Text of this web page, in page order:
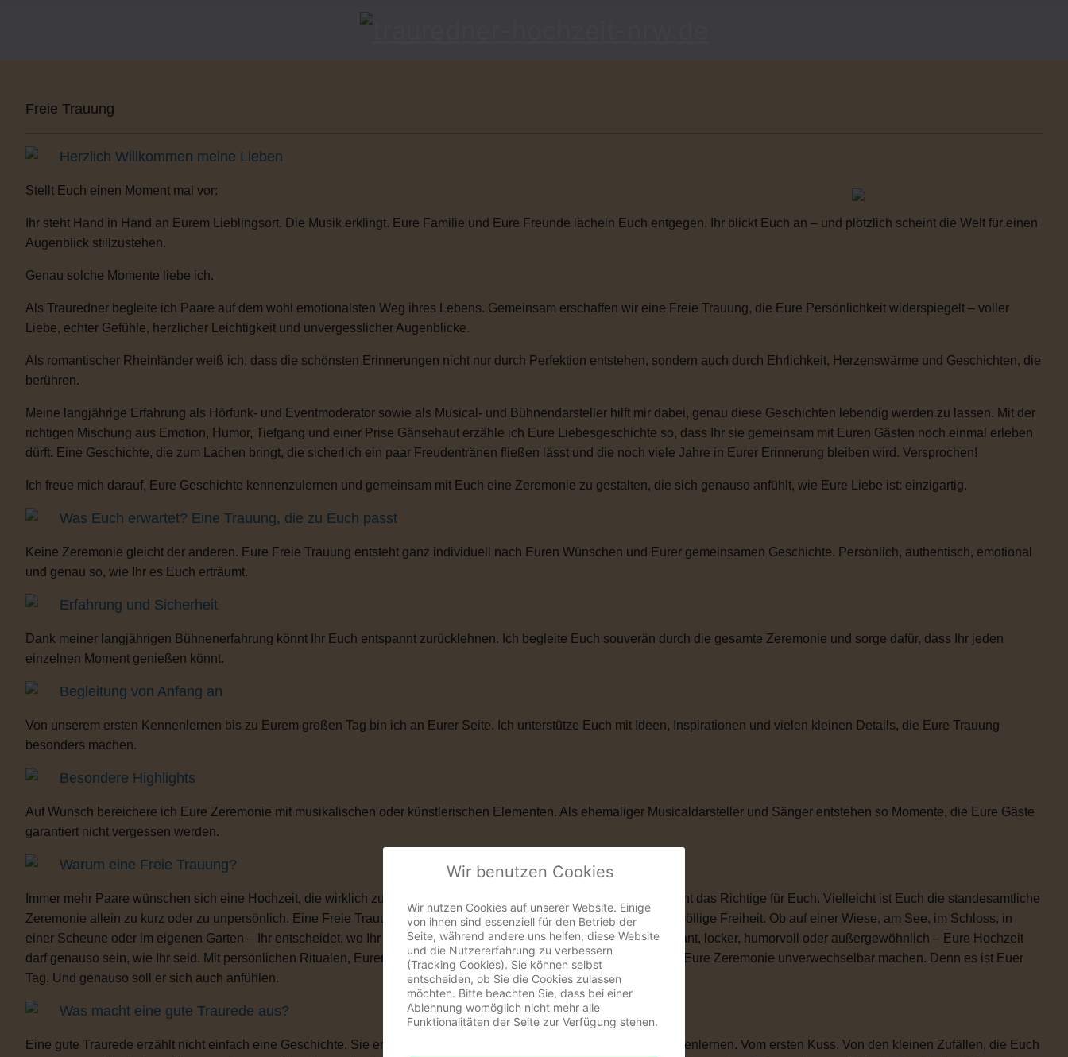
Freie Trauung
Herzlich Willkommen meine Lieben
Stellt Euch einen Moment mal vor:
Ihr steht Hand in Hand an Eurem Lieblingsort. Die Musik erklingt. Eure Familie und Eure Freunde lächeln Euch entgegen. Ihr blickt Euch an – und plötzlich scheint die Welt für einen
Augenblick stillzustehen.
Genau solche Momente liebe ich.
Als Trauredner begleite ich Paare auf dem wohl emotionalsten Weg ihres Lebens. Gemeinsam erschaffen wir eine Freie Trauung, die Eure Persönlichkeit widerspiegelt – voller
Liebe, echter Gefühle, herzlicher Leichtigkeit und unvergesslicher Augenblicke.
Als romantischer Rheinländer weiß ich, dass die schönsten Erinnerungen nicht nur durch Perfektion entstehen, sondern auch durch Ehrlichkeit, Herzenswärme und Geschichten, die
berühren.
Meine langjährige Erfahrung als Hörfunk- und Eventmoderator sowie als Musical- und Bühnendarsteller hilft mir dabei, genau diese Geschichten lebendig werden zu lassen. Mit der
richtigen Mischung aus Emotion, Humor, Tiefgang und einer Prise Gänsehaut erzähle ich Eure Liebesgeschichte so, dass Ihr sie gemeinsam mit Euren Gästen noch einmal erleben
dürft. Eine Geschichte, die zum Lachen bringt, die sicherlich ein paar Freudentränen fließen lässt und die noch viele Jahre in Eurer Erinnerung bleiben wird. Versprochen!
Ich freue mich darauf, Eure Geschichte kennenzulernen und gemeinsam mit Euch eine Zeremonie zu gestalten, die sich genauso anfühlt, wie Eure Liebe ist: einzigartig.
Was Euch erwartet? Eine Trauung, die zu Euch passt
Keine Zeremonie gleicht der anderen. Eure Freie Trauung entsteht ganz individuell nach Euren Wünschen und Eurer gemeinsamen Geschichte. Persönlich, authentisch, emotional
und genau so, wie Ihr es Euch erträumt.
Erfahrung und Sicherheit
Dank meiner langjährigen Bühnenerfahrung könnt Ihr Euch entspannt zurücklehnen. Ich begleite Euch souverän durch die gesamte Zeremonie und sorge dafür, dass Ihr jeden
einzelnen Moment genießen könnt.
Begleitung von Anfang an
Von unserem ersten Kennenlernen bis zu Eurem großen Tag bin ich an Eurer Seite. Ich unterstütze Euch mit Ideen, Inspirationen und vielen kleinen Details, die Eure Trauung
besonders machen.
Besondere Highlights
Auf Wunsch bereichere ich Eure Zeremonie mit musikalischen oder künstlerischen Elementen. Als ehemaliger Musicaldarsteller und Sänger entstehen so Momente, die Eure Gäste
garantiert nicht vergessen werden.
Warum eine Freie Trauung?
Immer mehr Paare wünschen sich eine Hochzeit, die wirklich zu ihnen passt. Vielleicht ist eine kirchliche Trauung nicht das Richtige für Euch. Vielleicht ist Euch die standesamtliche
Zeremonie allein zu kurz oder zu unpersönlich. Eine Freie Trauung schenkt Euch genau das, was Ihr Euch wünscht: völlige Freiheit. Ob auf einer Wiese, am See, im Schloss, in
einer Scheune oder im eigenen Garten – Ihr entscheidet, wo Ihr Euch das Ja-Wort gebt. Ob romantisch, modern, elegant, locker, humorvoll oder außergewöhnlich – Eure Hochzeit
darf genauso sein, wie Ihr seid. Mit persönlichen Ritualen, Eurem Eheversprechen und vielen kleinen Momenten, die Eure Zeremonie unverwechselbar machen. Denn es ist Euer
Tag. Und genauso soll er sich auch anfühlen.
Was macht eine gute Traurede aus?
Eine gute Traurede erzählt nicht einfach eine Geschichte. Sie erzählt Eure Liebesgeschichte. Von Eurem ersten Kennenlernen. Vom ersten Kuss. Von den kleinen Zufällen, die Euch
Wir benutzen Cookies
Wir nutzen Cookies auf unserer Website. Einige
von ihnen sind essenziell für den Betrieb der
Seite, während andere uns helfen, diese Website
und die Nutzererfahrung zu verbessern
(Tracking Cookies). Sie können selbst
entscheiden, ob Sie die Cookies zulassen
möchten. Bitte beachten Sie, dass bei einer
Ablehnung womöglich nicht mehr alle
Funktionalitäten der Seite zur Verfügung stehen.